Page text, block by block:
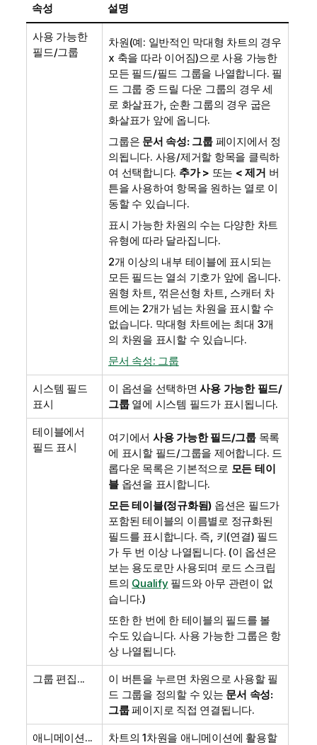
속성 설명
사용 가능한
필드/그룹
차원(예: 일반적인 막대형 차트의 경우
x 축을 따라 이어짐)으로 사용 가능한
모든 필드/필드 그룹을 나열합니다. 필
드 그룹 중 드릴 다운 그룹의 경우 세
로 화살표가, 순환 그룹의 경우 굽은
화살표가 앞에 옵니다.
그룹은 문서 속성: 그룹페이지에서 정
의됩니다. 사용/제거할 항목을 클릭하
여 선택합니다. 추가 > 또는 < 제거 버
튼을 사용하여 항목을 원하는 열로 이
동할 수 있습니다.
표시 가능한 차원의 수는 다양한 차트
유형에 따라 달라집니다.
2개 이상의 내부 테이블에 표시되는
모든 필드는 열쇠 기호가 앞에 옵니다.
원형 차트, 꺾은선형 차트, 스캐터 차
트에는 2개가 넘는 차원을 표시할 수
없습니다. 막대형 차트에는 최대 3개
의 차원을 표시할 수 있습니다.
문서 속성: 그룹
시스템 필드
표시
이 옵션을 선택하면사용 가능한 필드/
그룹열에 시스템 필드가 표시됩니다.
테이블에서
필드 표시
여기에서 사용 가능한 필드/그룹목록
에 표시할 필드/그룹을 제어합니다. 드
롭다운 목록은 기본적으로 모든 테이
블옵션을 표시합니다.
모든 테이블(정규화됨) 옵션은 필드가
포함된 테이블의 이름별로 정규화된
필드를 표시합니다. 즉, 키(연결) 필드
가 두 번 이상 나열됩니다. (이 옵션은
보는 용도로만 사용되며 로드 스크립
트의 Qualify필드와 아무 관련이 없
습니다.)
또한 한 번에 한 테이블의 필드를 볼
수도 있습니다. 사용 가능한 그룹은 항
상 나열됩니다.
그룹 편집...
이 버튼을 누르면 차원으로 사용할 필
드 그룹을 정의할 수 있는 문서 속성:
그룹페이지로 직접 연결됩니다.
애니메이션...
차트의 1차원을 애니메이션에 활용할